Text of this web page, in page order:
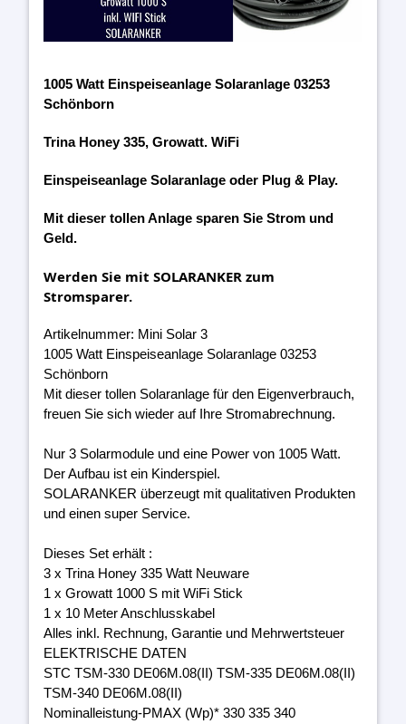
1005 Watt Einspeiseanlage Solaranlage 03253
Schönborn
Trina Honey 335, Growatt. WiFi
Einspeiseanlage Solaranlage oder Plug & Play.
Mit dieser tollen Anlage sparen Sie Strom und
Geld.
Werden Sie mit SOLARANKER zum
Stromsparer.
Artikelnummer: Mini Solar 3
1005 Watt Einspeiseanlage Solaranlage 03253
Schönborn
Mit dieser tollen Solaranlage für den Eigenverbrauch,
freuen Sie sich wieder auf Ihre Stromabrechnung.
Nur 3 Solarmodule und eine Power von 1005 Watt.
Der Aufbau ist ein Kinderspiel.
SOLARANKER überzeugt mit qualitativen Produkten
und einen super Service.
Dieses Set erhält :
3 x Trina Honey 335 Watt Neuware
1 x Growatt 1000 S mit WiFi Stick
1 x 10 Meter Anschlusskabel
Alles inkl. Rechnung, Garantie und Mehrwertsteuer
ELEKTRISCHE DATEN
STC TSM-330 DE06M.08(II) TSM-335 DE06M.08(II)
TSM-340 DE06M.08(II)
Nominalleistung-PMAX (Wp)* 330 335 340